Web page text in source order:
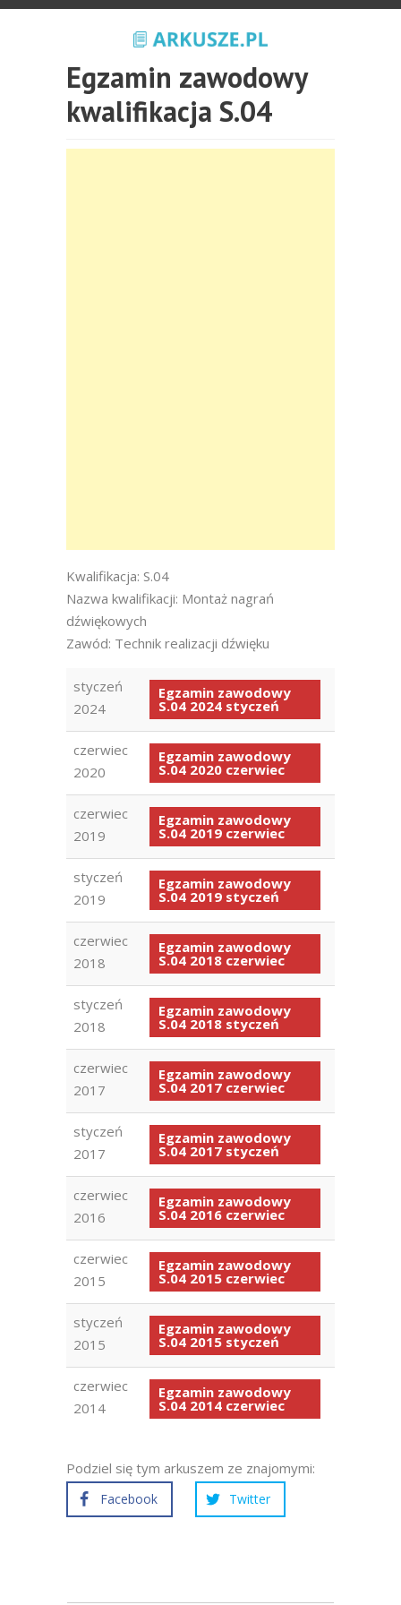
Egzamin zawodowy
kwalifikacja S.04
Kwalifikacja: S.04
Nazwa kwalifikacji: Montaż nagrań
dźwiękowych
Zawód: Technik realizacji dźwięku
styczeń
2024
Egzamin zawodowy
S.04 2024 styczeń
czerwiec
2020
Egzamin zawodowy
S.04 2020 czerwiec
czerwiec
2019
Egzamin zawodowy
S.04 2019 czerwiec
styczeń
2019
Egzamin zawodowy
S.04 2019 styczeń
czerwiec
2018
Egzamin zawodowy
S.04 2018 czerwiec
styczeń
2018
Egzamin zawodowy
S.04 2018 styczeń
czerwiec
2017
Egzamin zawodowy
S.04 2017 czerwiec
styczeń
2017
Egzamin zawodowy
S.04 2017 styczeń
czerwiec
2016
Egzamin zawodowy
S.04 2016 czerwiec
czerwiec
2015
Egzamin zawodowy
S.04 2015 czerwiec
styczeń
2015
Egzamin zawodowy
S.04 2015 styczeń
czerwiec
2014
Egzamin zawodowy
S.04 2014 czerwiec
Podziel się tym arkuszem ze znajomymi:
Facebook Twitter